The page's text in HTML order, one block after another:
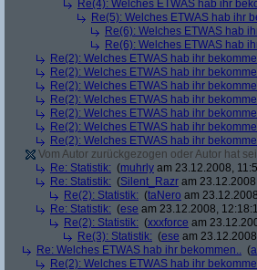
Re(4): Welches ETWAS hab ihr
Re(5): Welches ETWAS hab ihr
Re(6): Welches ETWAS hab
Re(6): Welches ETWAS hab
Re(2): Welches ETWAS hab ihr
Re(2): Welches ETWAS hab ihr
Re(2): Welches ETWAS hab ihr
Re(2): Welches ETWAS hab ihr
Re(2): Welches ETWAS hab ihr
Re(2): Welches ETWAS hab ihr
Re(2): Welches ETWAS hab ihr
Vom Autor zurückgezogen oder Autor hat
Re: Statistik: (muhrly am 23.12.2008,
Re: Statistik: (Silent_Razr am
Re(2): Statistik: (taNero am
Re: Statistik: (ese am 23.12.2008,
Re(2): Statistik: (xxxforce am
Re(3): Statistik: (ese am
Re: Welches ETWAS hab ihr bekommen.. (
Re(2): Welches ETWAS hab ihr